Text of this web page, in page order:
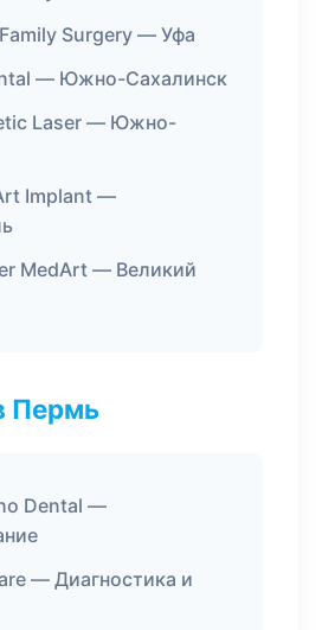
Surgery — Уфа
— Южно-Сахалинск
Laser — Южно-
Implant —
MedArt — Великий
Пермь
Dental —
— Диагностика и